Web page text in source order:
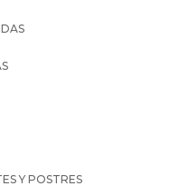
Y POSTRES